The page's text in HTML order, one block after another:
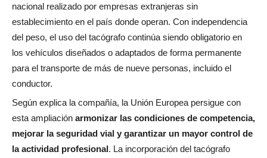
nacional realizado por empresas extranjeras sin
establecimiento en el país donde operan. Con independencia
del peso, el uso del tacógrafo continúa siendo obligatorio en
los vehículos diseñados o adaptados de forma permanente
para el transporte de más de nueve personas, incluido el
conductor.
Según explica la compañía, la Unión Europea persigue con
esta ampliación armonizar las condiciones de competencia,
mejorar la seguridad vial y garantizar un mayor control de
la actividad profesional. La incorporación del tacógrafo